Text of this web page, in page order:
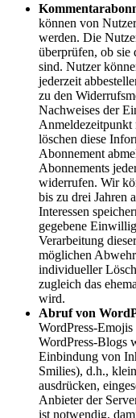
können von
werden. Die
überprüfen, ob sie
sind. Nutzer
jederzeit
zu den
Nachweises der
Anmeldezeitpunkt
löschen diese
Abonnement
Abonnements
widerrufen. Wir
bis zu drei Jahren
Interessen
gegebene
Verarbeitung
möglichen
individueller
zugleich das
wird.
Abruf von
WordPress-
WordPress-Blogs
Einbindung von
Smilies), d.h.,
ausdrücken,
Anbieter der
ist notwendig,